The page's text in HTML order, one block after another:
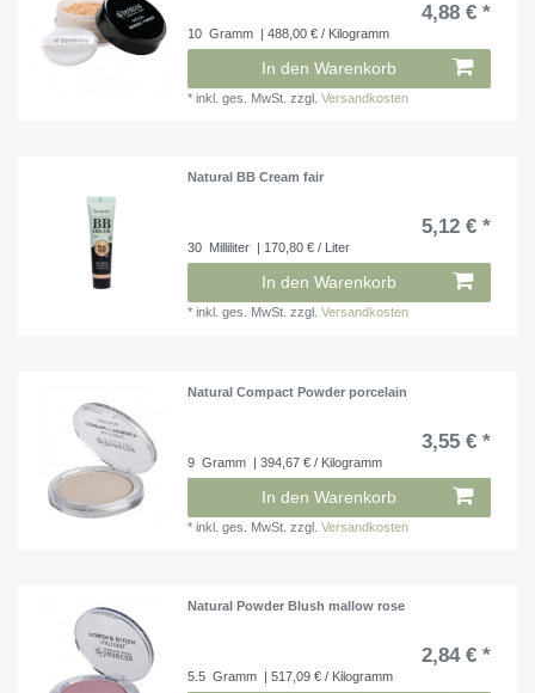
4,88 € *
10 Gramm | 488,00 € / Kilogramm
In den Warenkorb
*inkl. ges. MwSt. zzgl.Versandkosten
Natural BB Cream fair
5,12 € *
30 Milliliter | 170,80 € / Liter
In den Warenkorb
*inkl. ges. MwSt. zzgl.Versandkosten
Natural Compact Powder porcelain
3,55 € *
9 Gramm | 394,67 € / Kilogramm
In den Warenkorb
*inkl. ges. MwSt. zzgl.Versandkosten
Natural Powder Blush mallow rose
2,84 € *
5.5 Gramm | 517,09 € / Kilogramm